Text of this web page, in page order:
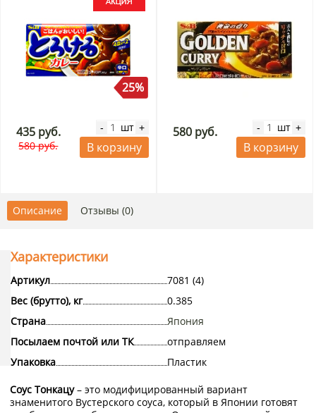
25%
435 руб.
580 руб.
- шт +
В корзину
580 руб. - шт +
В корзину
Описание Отзывы (0)
Характеристики
Артикул
7081 (4)
Вес (брутто), кг
0.385
Страна
Япония
Посылаем почтой или ТК
отправляем
Упаковка
Пластик
Соус Тонкацу– это модифицированный вариант
знаменитого Вустерского соуса, который в Японии готовят